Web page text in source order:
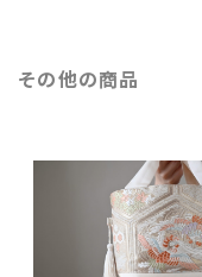
その他の商品